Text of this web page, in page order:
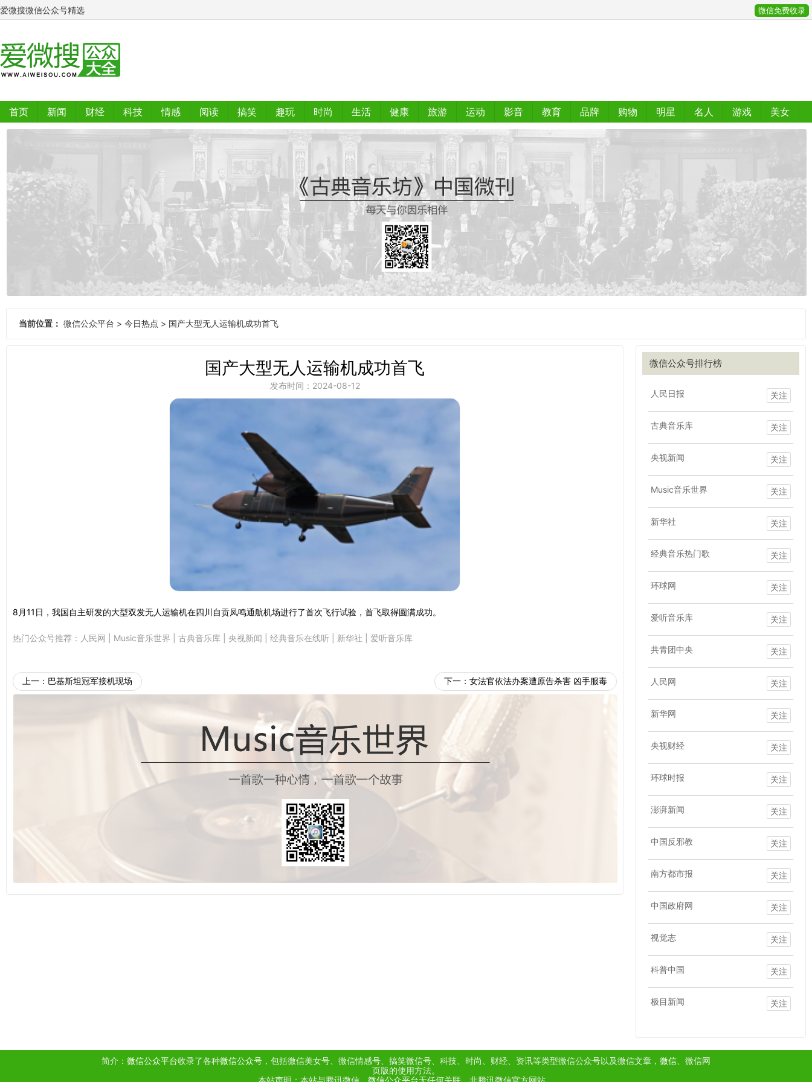
爱微搜微信公众号精选 微信免费收录
首页 新闻 财经 科技 情感 阅读 搞笑 趣玩 时尚 生活 健康 旅游 运动 影音 教育 品牌 购物 明星 名人 游戏
美女
当前位置： 微信公众平台 > 今日热点 > 国产大型无人运输机成功首飞
微信公众号排行榜
人民日报 关注
古典音乐库 关注
央视新闻 关注
Music音乐世界 关注
新华社 关注
经典音乐热门歌 关注
环球网 关注
爱听音乐库 关注
共青团中央 关注
人民网 关注
新华网 关注
央视财经 关注
环球时报 关注
澎湃新闻 关注
中国反邪教 关注
南方都市报 关注
中国政府网 关注
视觉志 关注
科普中国 关注
极目新闻 关注
国产大型无人运输机成功首飞
发布时间：2024-08-12
8月11日，我国自主研发的大型双发无人运输机在四川自贡凤鸣通航机场进行了首次飞行试验，首飞取得圆满成功。
热门公众号推荐： 人民网 Music音乐世界 古典音乐库 央视新闻 经典音乐在线听 新华社 爱听音乐库
上一： 巴基斯坦冠军接机现场 下一： 女法官依法办案遭原告杀害 凶手服毒
简介： 微信公众平台收录了各种微信公众号 ，包括微信美女号、微信情感号、搞笑微信号、科技、时尚、财经、资讯等类型微信公众号以及微信文章， 微信 、微信网
页版的使用方法。
本站声明：本站与腾讯微信、 微信公众平台无任何关联，非腾讯微信官方网站。